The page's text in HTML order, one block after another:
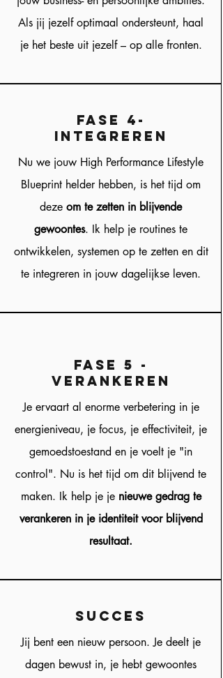
Als jij jezelf optimaal ondersteunt, haal
je het beste uit jezelf – op alle fronten.
fase 4-
integreren
Nu we jouw High Performance Lifestyle
Blueprint helder hebben, is het tijd om
deze om te zetten in blijvende
gewoontes. Ik help je routines te
ontwikkelen, systemen op te zetten en dit
te integreren in jouw dagelijkse leven.
fase 5 -
Verankeren
Je ervaart al enorme verbetering in je
energieniveau, je focus, je effectiviteit, je
gemoedstoestand en je voelt je "in
control". Nu is het tijd om dit blijvend te
maken. Ik help je je nieuwe gedrag te
verankeren in je identiteit voor blijvend
resultaat.
succes
Jij bent een nieuw persoon. Je deelt je
dagen bewust in, je hebt gewoontes